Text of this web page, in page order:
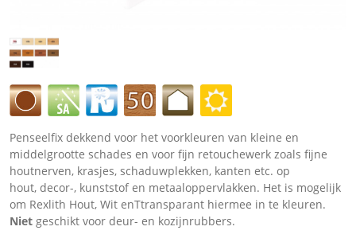
Penseelfix dekkend voor het voorkleuren van kleine en
middelgrootte schades en voor fijn retouchewerk zoals fijne
houtnerven, krasjes, schaduwplekken, kanten etc. op
hout, decor-, kunststof en metaaloppervlakken. Het is mogelijk
om Rexlith Hout, Wit enTtransparant hiermee in te kleuren.
Niet geschikt voor deur- en kozijnrubbers.